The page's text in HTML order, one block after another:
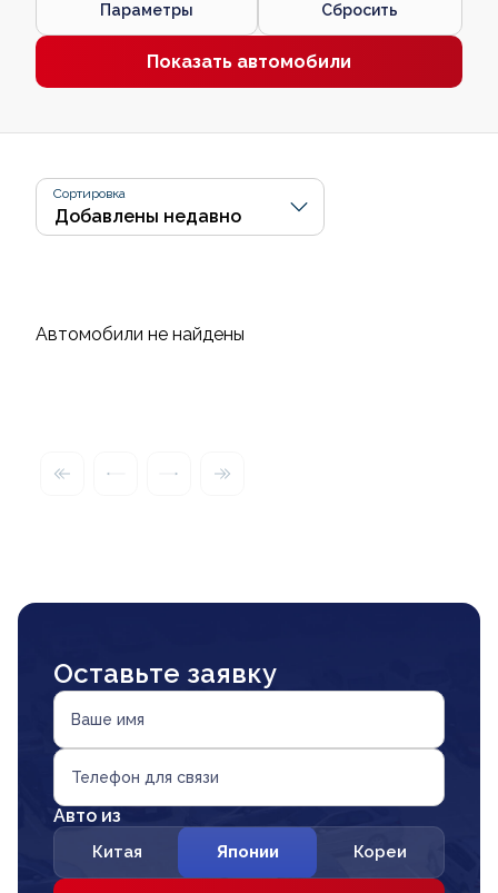
Параметры Сбросить
Показать автомобили
Сортировка
Автомобили не найдены
Оставьте заявку
Ваше имя
Телефон для связи
Авто из
Китая Японии Кореи